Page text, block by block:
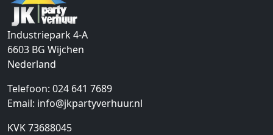
Industriepark 4-A
6603 BG Wijchen
Nederland
Telefoon: 024 641 7689
Email: info@jkpartyverhuur.nl
KVK 73688045